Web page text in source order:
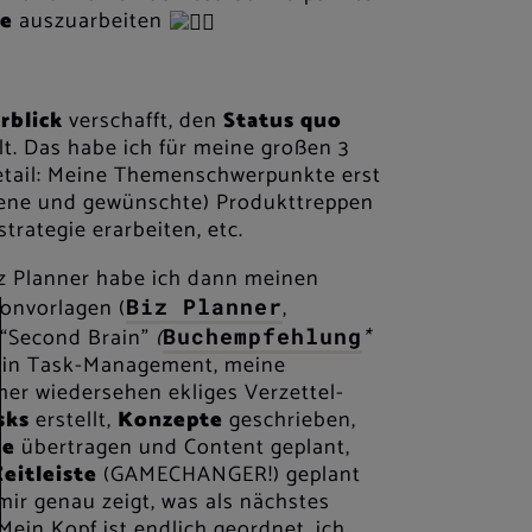
auszuarbeiten
verschafft, den Status quo
Das habe ich für meine großen 3
: Meine Themenschwerpunkte erst
und gewünschte) Produkttreppen
erarbeiten, etc.
Planner habe ich dann meinen
(Biz Planner,
Brain” (Buchempfehlung *
Task-Management, meine
wiedersehen ekliges Verzettel-
erstellt, Konzepte geschrieben,
übertragen und Content geplant,
Zeitleiste (GAMECHANGER!) geplant
genau zeigt, was als nächstes